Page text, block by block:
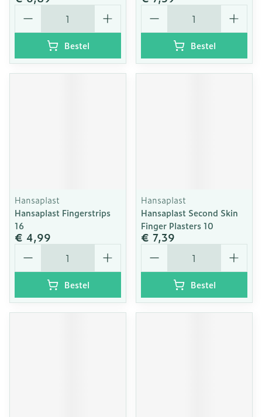
Aantal
Bestel
Aantal
Bestel
Hansaplast
Hansaplast Fingerstrips
16
€ 4,99
Aantal
Bestel
Hansaplast
Hansaplast Second Skin
Finger Plasters 10
€ 7,39
Aantal
Bestel